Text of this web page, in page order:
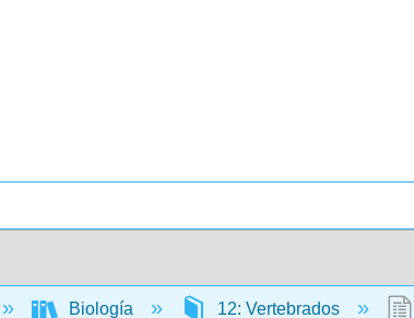
Biología 12: Vertebrados